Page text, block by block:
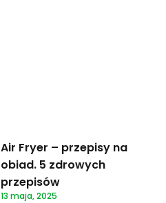
Air Fryer – przepisy na
obiad. 5 zdrowych
przepisów
13 maja, 2025